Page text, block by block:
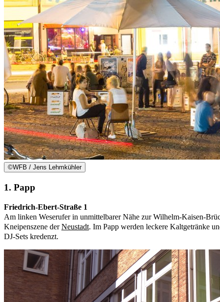
©WFB / Jens Lehmkühler
1. Papp
Friedrich-Ebert-Straße 1
Am linken Weserufer in unmittelbarer Nähe zur Wilhelm-Kaisen-
Kneipenszene derNeustadt. Im Papp werden leckere Kaltgetränke
DJ-Sets kredenzt.